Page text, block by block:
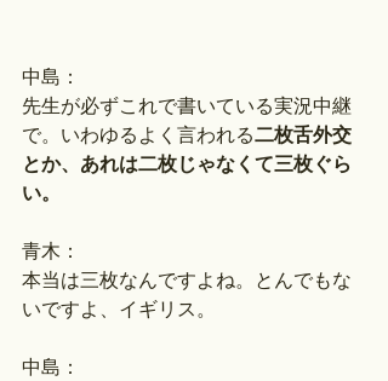
中島：
先生が必ずこれで書いている実況中継
で。いわゆるよく言われる二枚舌外交
とか、あれは二枚じゃなくて三枚ぐら
い。
青木：
本当は三枚なんですよね。とんでもな
いですよ、イギリス。
中島：